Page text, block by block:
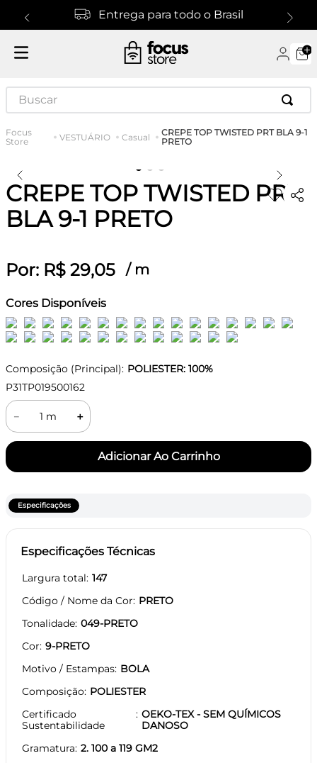
Entrega para todo o Brasil
Buscar
VESTUÁRIO Casual
CREPE TOP TWISTED PRT BLA 9-1
PRETO
CREPE TOP TWISTED PRT
BLA 9-1 PRETO
Por: R$ 29,05 / m
Cores Disponíveis
Composição (Principal): POLIESTER: 100%
P31TP019500162
＋
－
Especificações
Especificações Técnicas
Largura total 147
Código / Nome da Cor PRETO
Tonalidade 049-PRETO
Cor 9-PRETO
Motivo / Estampas BOLA
Composição POLIESTER
Certificado
Sustentabilidade
OEKO-TEX - SEM QUÍMICOS
DANOSO
Gramatura 2. 100 a 119 GM2